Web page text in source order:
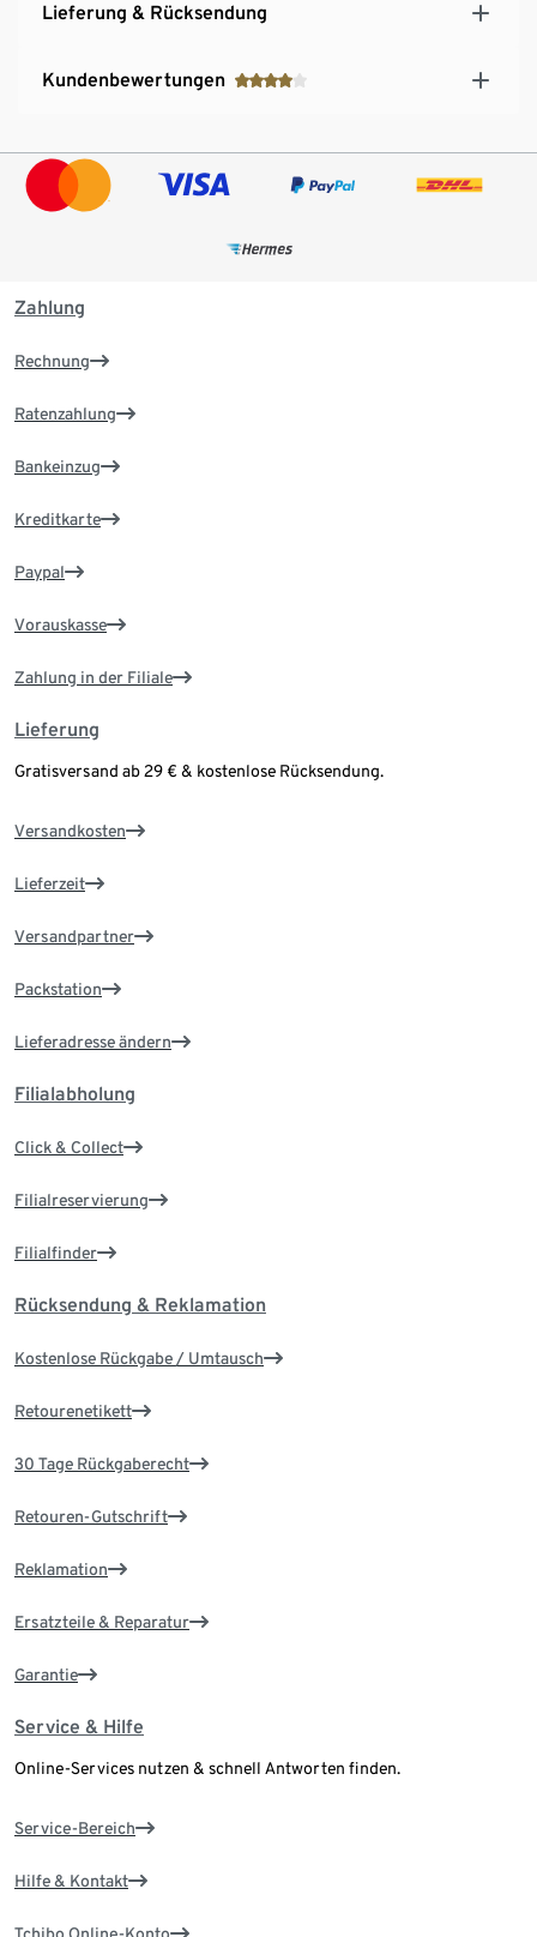
Lieferung & Rücksendung
Kundenbewertungen
Zahlung
Rechnung
Ratenzahlung
Bankeinzug
Kreditkarte
Paypal
Vorauskasse
Zahlung in der Filiale
Lieferung
Gratisversand ab 29 € & kostenlose Rücksendung.
Versandkosten
Lieferzeit
Versandpartner
Packstation
Lieferadresse ändern
Filialabholung
Click & Collect
Filialreservierung
Filialfinder
Rücksendung & Reklamation
Kostenlose Rückgabe / Umtausch
Retourenetikett
30 Tage Rückgaberecht
Retouren-Gutschrift
Reklamation
Ersatzteile & Reparatur
Garantie
Service & Hilfe
Online-Services nutzen & schnell Antworten finden.
Service-Bereich
Hilfe & Kontakt
Tchibo Online-Konto